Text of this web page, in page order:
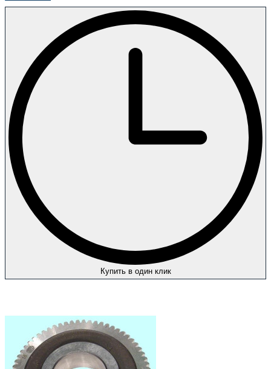
Купить в один клик